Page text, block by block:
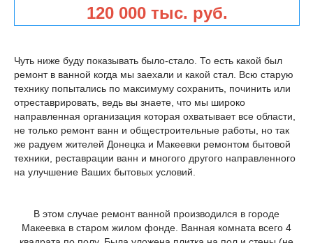
120 000 тыс. руб.
Чуть ниже буду показывать было-стало. То есть какой был
ремонт в ванной когда мы заехали и какой стал. Всю старую
технику попытались по максимуму сохранить, починить или
отреставрировать, ведь вы знаете, что мы широко
направленная организация которая охватывает все области,
не только ремонт ванн и общестроительные работы, но так
же радуем жителей Донецка и Макеевки ремонтом бытовой
техники, реставрации ванн и многого другого направленного
на улучшение Ваших бытовых условий.
В этом случае ремонт ванной производился в городе
Макеевка в старом жилом фонде. Ванная комната всего 4